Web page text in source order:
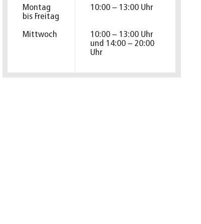
Montag
bis Freitag
Mittwoch
10:00 – 13:00 Uhr
10:00 – 13:00 Uhr
und 14:00 – 20:00
Uhr